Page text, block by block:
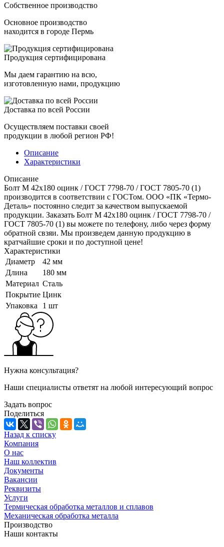
Собственное производство
Основное производство
находится в городе Пермь
Продукция сертифицирована
Мы даем гарантию на всю,
изготовленную нами, продукцию
Доставка по всей России
Осуществляем поставки своей
продукции в любой регион РФ!
Описание
Характеристики
Описание
Болт M 42x180 оцинк / ГОСТ 7798-70 / ГОСТ 7805-70 (1)
производится в соответствии с ГОСТом. ООО «ПК «Термо-
Деталь» постоянно следит за качеством выпускаемой
продукции. Заказать Болт M 42x180 оцинк / ГОСТ 7798-70 /
ГОСТ 7805-70 (1) вы можете по телефону, либо через форму
обратной свзяи. Мы произведем данную продукцию в
кратчайшие сроки и по доступной цене!
Характеристики
Диаметр
42 мм
Длина
180 мм
Материал Сталь
Покрытие Цинк
Упаковка
1 шт
Нужна консультация?
Наши специалисты ответят на любой интересующий вопрос
Задать вопрос
Поделиться
Назад к списку
Компания
О нас
Наш коллектив
Документы
Вакансии
Реквизиты
Услуги
Термическая обработка металлов и сплавов
Механическая обработка металла
Производство
Наши контакты